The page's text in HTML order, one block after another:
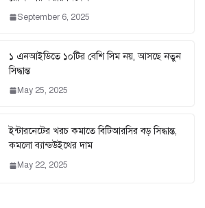
September 6, 2025
১ এনআইডিতে ১০টির বেশি সিম নয়, আসছে নতুন
সিদ্ধান্ত
May 25, 2025
ইন্টারনেটের খরচ কমাতে বিটিআরসির বড় সিদ্ধান্ত,
কমলো ব্যান্ডউইথের দাম
May 22, 2025